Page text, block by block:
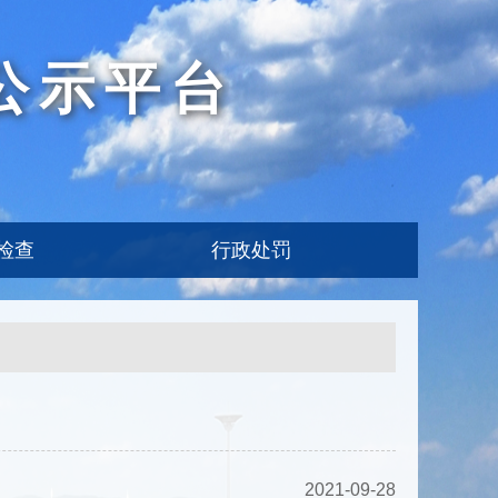
示平台
查 行政处罚
2021-09-28